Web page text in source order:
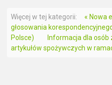
Więcej w tej kategorii:
« Nowa
głosowania
Polsce)
Informacja dla
artykułów spożywczych w